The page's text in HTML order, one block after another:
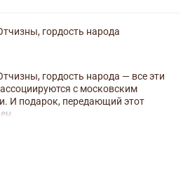
гордость народа
гордость народа — все эти
с московским
И подарок, передающий этот
из фарфора и изображает Спасскую